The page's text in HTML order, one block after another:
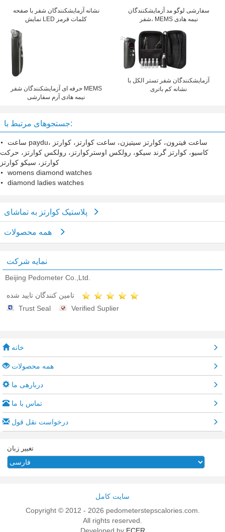
نشانه آزمایشکنندگان شفر با صفحه
نمایش LED کلمات قرمز
سفارشی لوگو مد آزمایشکنندگان
شفر، MEMS نیمه هادی
حرفه ای آزمایشکنندگان شفر MEMS
نیمه هادی آرم سفارشی
آزمایشکنندگان شفر تستر الکل با
نشانه کم باتری
جستجوهای مرتبط با:
ساعت paydu، ساعت فیترون، کوارتز سیتیزن، ساعت کوارتز، کوارتز
کاسیو، کوارتز گرند سیکو، رولکس اوسترکوارتز، رولکس کوارتز، حرکت
کوارتز، سیکو کوارتز
womens diamond watches
diamond ladies watches
پلاستیک کوارتز به تماشای
نمایه شرکت
Beijing Pedometer Co.,Ltd.
تامین کنندگان تایید شده
Trust Seal
Verified Suplier
خانه
همه محصولات
دربارهی ما
تماس با ما
درخواست نقل قول
تغییر زبان
سایت کامل
Copyright © 2012 - 2026 pedometerstepscalories.com.
All rights reserved.